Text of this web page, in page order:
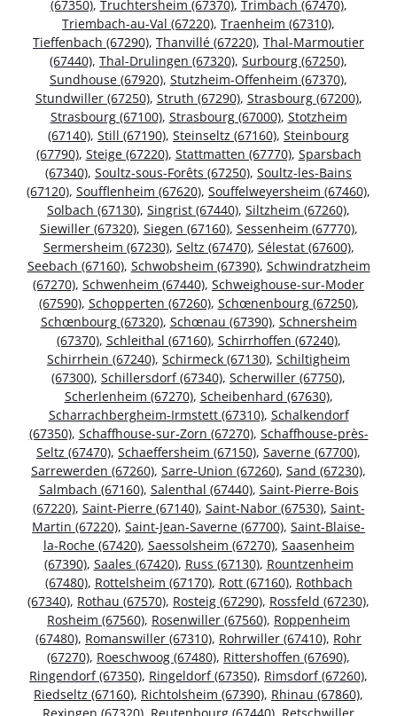
(67350), Truchtersheim (67370), Trimbach (67470),
Triembach-au-Val (67220), Traenheim (67310),
Tieffenbach (67290), Thanvillé (67220), Thal-Marmoutier
(67440), Thal-Drulingen (67320), Surbourg (67250),
Sundhouse (67920), Stutzheim-Offenheim (67370),
Stundwiller (67250), Struth (67290), Strasbourg (67200),
Strasbourg (67100), Strasbourg (67000), Stotzheim
(67140), Still (67190), Steinseltz (67160), Steinbourg
(67790), Steige (67220), Stattmatten (67770), Sparsbach
(67340), Soultz-sous-Forêts (67250), Soultz-les-Bains
(67120), Soufflenheim (67620), Souffelweyersheim (67460),
Solbach (67130), Singrist (67440), Siltzheim (67260),
Siewiller (67320), Siegen (67160), Sessenheim (67770),
Sermersheim (67230), Seltz (67470), Sélestat (67600),
Seebach (67160), Schwobsheim (67390), Schwindratzheim
(67270), Schwenheim (67440), Schweighouse-sur-Moder
(67590), Schopperten (67260), Schœnenbourg (67250),
Schœnbourg (67320), Schœnau (67390), Schnersheim
(67370), Schleithal (67160), Schirrhoffen (67240),
Schirrhein (67240), Schirmeck (67130), Schiltigheim
(67300), Schillersdorf (67340), Scherwiller (67750),
Scherlenheim (67270), Scheibenhard (67630),
Scharrachbergheim-Irmstett (67310), Schalkendorf
(67350), Schaffhouse-sur-Zorn (67270), Schaffhouse-près-
Seltz (67470), Schaeffersheim (67150), Saverne (67700),
Sarrewerden (67260), Sarre-Union (67260), Sand (67230),
Salmbach (67160), Salenthal (67440), Saint-Pierre-Bois
(67220), Saint-Pierre (67140), Saint-Nabor (67530), Saint-
Martin (67220), Saint-Jean-Saverne (67700), Saint-Blaise-
la-Roche (67420), Saessolsheim (67270), Saasenheim
(67390), Saales (67420), Russ (67130), Rountzenheim
(67480), Rottelsheim (67170), Rott (67160), Rothbach
(67340), Rothau (67570), Rosteig (67290), Rossfeld (67230),
Rosheim (67560), Rosenwiller (67560), Roppenheim
(67480), Romanswiller (67310), Rohrwiller (67410), Rohr
(67270), Roeschwoog (67480), Rittershoffen (67690),
Ringendorf (67350), Ringeldorf (67350), Rimsdorf (67260),
Riedseltz (67160), Richtolsheim (67390), Rhinau (67860),